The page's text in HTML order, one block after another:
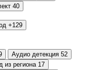
40
+129
Аудио детекция 52
из региона 17